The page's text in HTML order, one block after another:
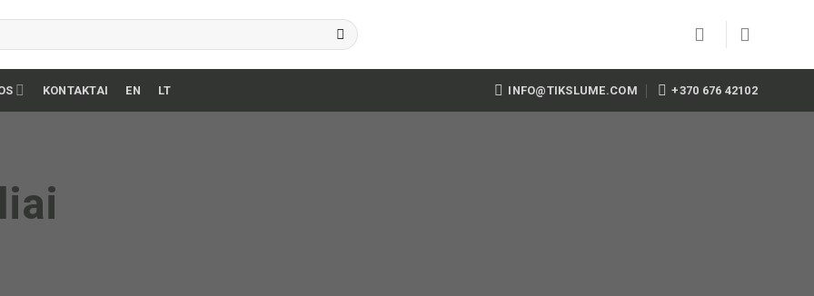
KONTAKTAI EN LT INFO@TIKSLUME.COM +370 676 42102